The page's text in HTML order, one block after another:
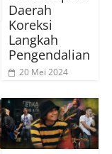
Daerah
Koreksi
Langkah
Pengendalian
20 Mei 2024